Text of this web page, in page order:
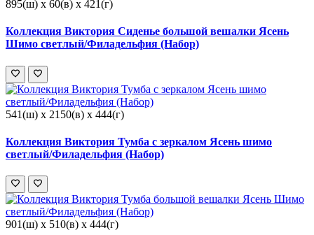
895(ш) x 60(в) x 421(г)
Коллекция Виктория Сиденье большой вешалки Ясень
Шимо светлый/Филадельфия (Набор)
541(ш) x 2150(в) x 444(г)
Коллекция Виктория Тумба с зеркалом Ясень шимо
светлый/Филадельфия (Набор)
901(ш) x 510(в) x 444(г)